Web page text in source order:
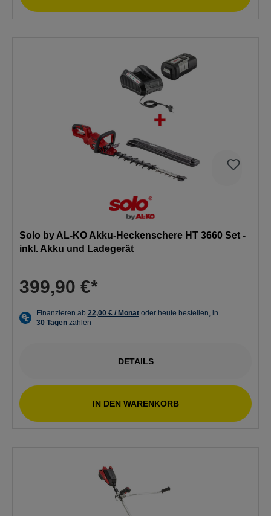
Solo by AL-KO Akku-Heckenschere HT 3660 Set -
inkl. Akku und Ladegerät
399,90 €*
DETAILS
IN DEN WARENKORB